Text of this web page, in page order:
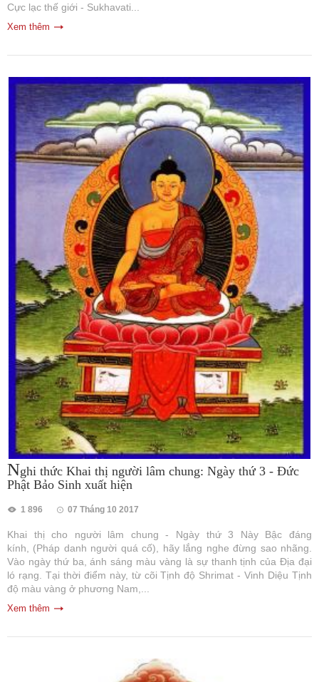
Cực lạc thế giới - Sukhavati...
Xem thêm
Nghi thức Khai thị người lâm chung: Ngày thứ 3 - Đức
Phật Bảo Sinh xuất hiện
1 896 07 Tháng 10 2017
Khai thị cho người lâm chung - Ngày thứ 3 Này Bậc đáng
kính, (Pháp danh người quá cố), hãy lắng nghe đừng sao nhãng.
Vào ngày thứ ba, ánh sáng màu vàng là sự thanh tịnh của Địa đại
ló rạng. Tại thời điểm này, từ cõi Tịnh độ Shrimat - Vinh Diệu Tịnh
độ màu vàng ở phương Nam,...
Xem thêm